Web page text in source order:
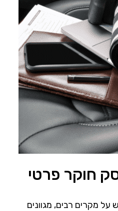
חוקר פרטי
מקרים רבים, מגוונים